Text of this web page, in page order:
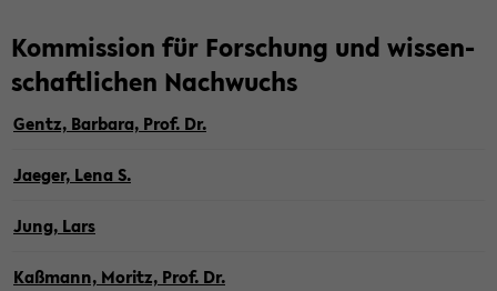
Kom­mis­si­on für For­schung und wis­sen­
schaft­li­chen Nach­wuchs
Gentz, Bar­ba­ra, Prof. Dr.
Ja­e­ger, Lena S.
Jung, Lars
Kaß­mann, Mo­ritz, Prof. Dr.